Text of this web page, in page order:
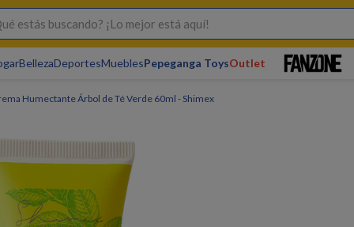
buscando? ¡Lo mejor está aquí!
BellezaDeportesMueblesPepeganga ToysOutlet
Humectante Árbol de Té Verde 60ml - Shimex